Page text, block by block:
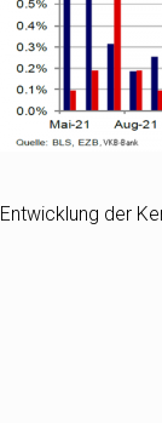
Entwicklung der